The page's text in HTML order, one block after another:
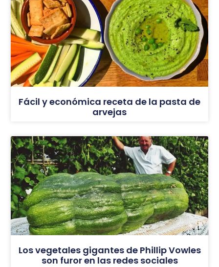
Fácil y económica receta de la pasta de
arvejas
Los vegetales gigantes de Phillip Vowles
son furor en las redes sociales